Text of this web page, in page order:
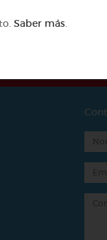
de la
Saber más.